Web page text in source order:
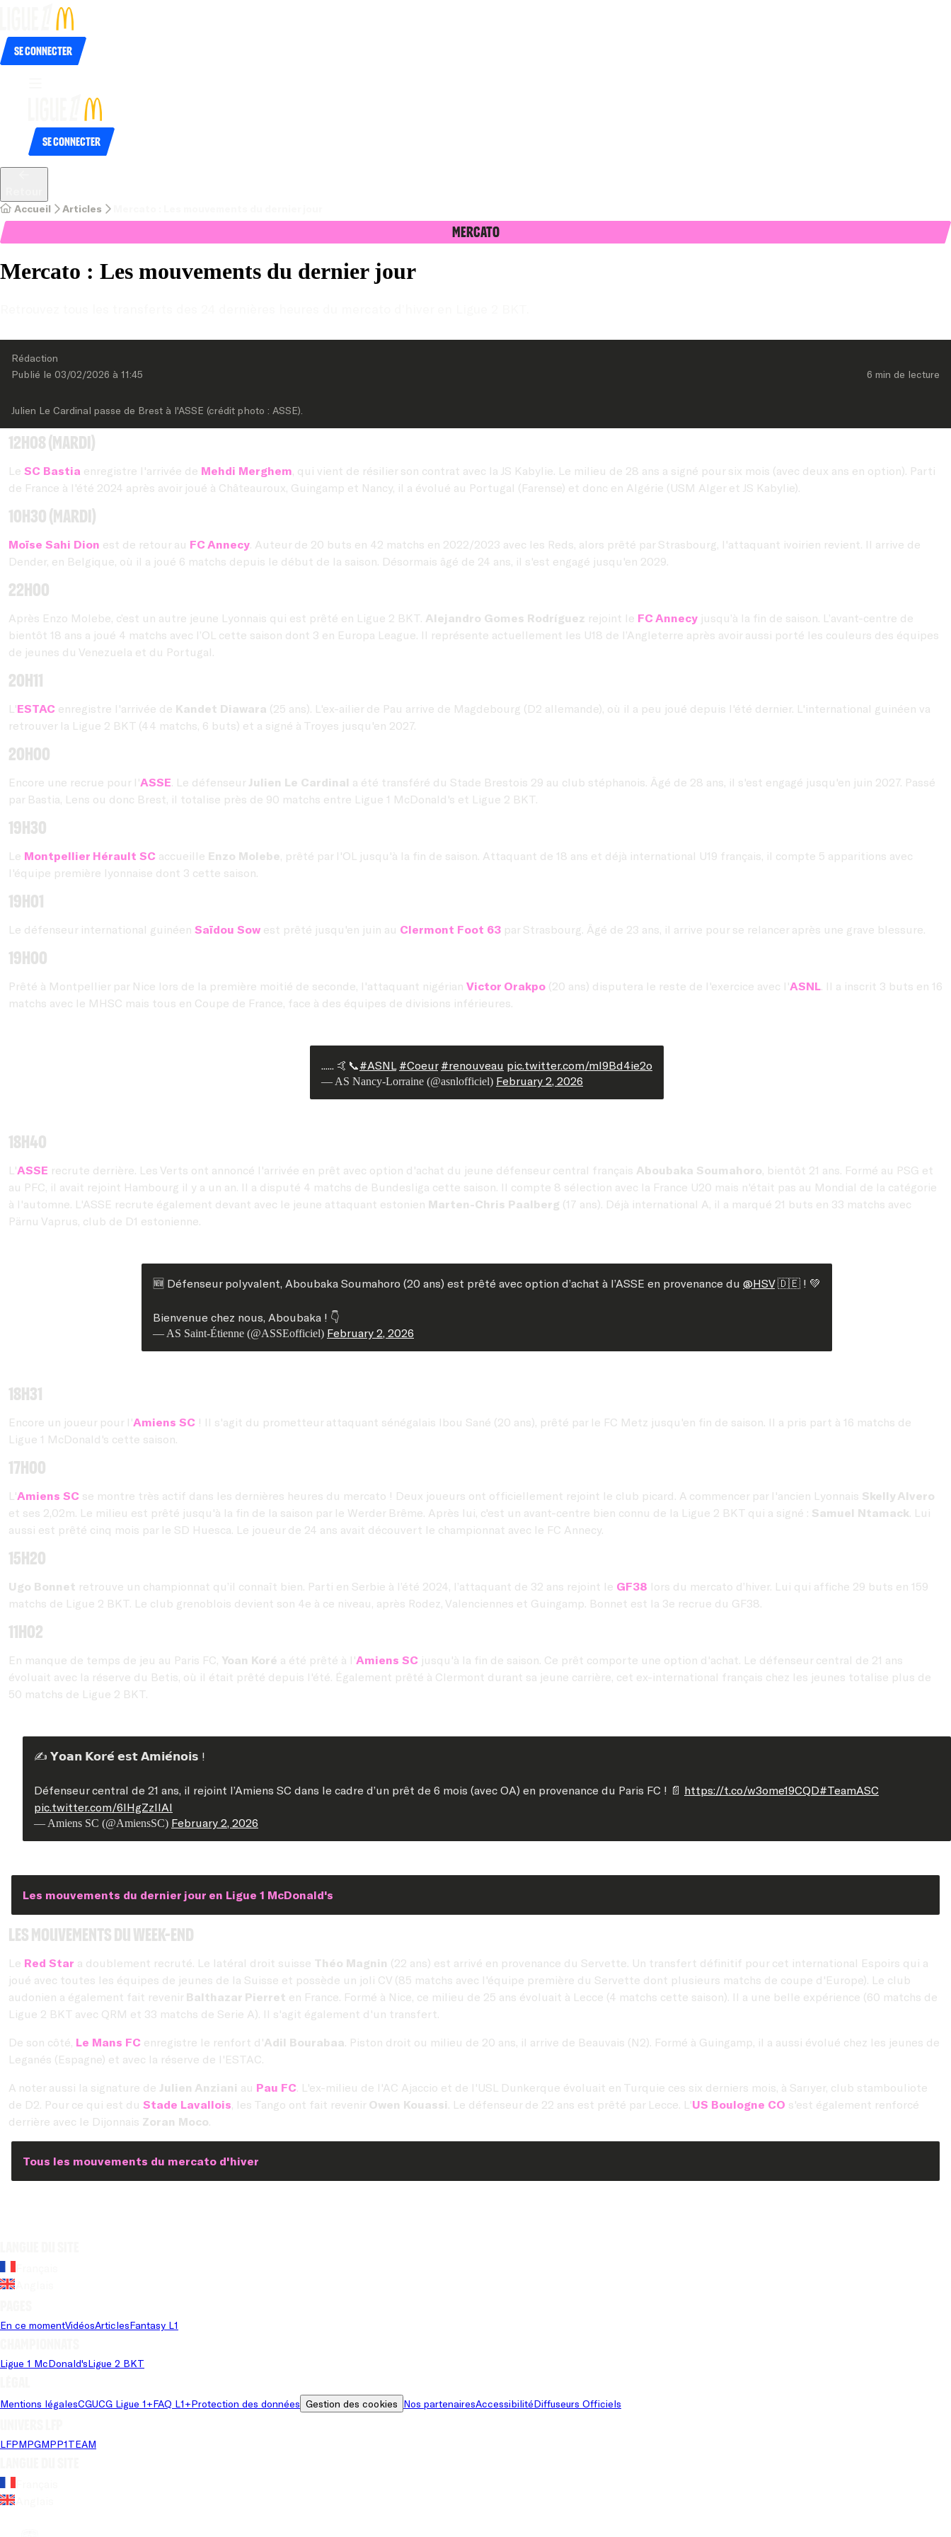
Se connecter
Se connecter
Accueil Articles
Mercato
Mercato : Les mouvements du dernier jour
Rédaction
Publié le 03/02/2026 à 11:45 6 min de lecture
Julien Le Cardinal passe de Brest à l'ASSE (crédit photo : ASSE).
12h08 (mardi)
Le SC Bastia enregistre l'arrivée de Mehdi Merghem, qui vient de résilier son contrat avec la JS Kabylie. Le milieu de 28 ans a signé pour six mois (avec deux ans en option). Parti
de France à l'été 2024 après avoir joué à Châteauroux, Guingamp et Nancy, il a évolué au Portugal (Farense) et donc en Algérie (USM Alger et JS Kabylie).
10h30 (mardi)
Moïse Sahi Dion est de retour au FC Annecy. Auteur de 20 buts en 42 matchs en 2022/2023 avec les Reds, alors prêté par Strasbourg, l'attaquant ivoirien revient. Il arrive de
Dender, en Belgique, où il a joué 6 matchs depuis le début de la saison. Désormais âgé de 24 ans, il s'est engagé jusqu'en 2029.
22h00
Après Enzo Molebe, c’est un autre jeune Lyonnais qui est prêté en Ligue 2 BKT. Alejandro Gomes Rodríguez rejoint le FC Annecy jusqu’à la fin de saison. L’avant-centre de
bientôt 18 ans a joué 4 matchs avec l’OL cette saison dont 3 en Europa League. Il représente actuellement les U18 de l’Angleterre après avoir aussi porté les couleurs des équipes
de jeunes du Venezuela et du Portugal.
20h11
L'ESTAC enregistre l'arrivée de Kandet Diawara (25 ans). L'ex-ailier de Pau arrive de Magdebourg (D2 allemande), où il a peu joué depuis l'été dernier. L'international guinéen va
retrouver la Ligue 2 BKT (44 matchs, 6 buts) et a signé à Troyes jusqu'en 2027.
20h00
Encore une recrue pour l'ASSE. Le défenseur Julien Le Cardinal a été transféré du Stade Brestois 29 au club stéphanois. Âgé de 28 ans, il s'est engagé jusqu'en juin 2027. Passé
par Bastia, Lens ou donc Brest, il totalise près de 90 matchs entre Ligue 1 McDonald's et Ligue 2 BKT.
19h30
Le Montpellier Hérault SC accueille Enzo Molebe, prêté par l'OL jusqu'à la fin de saison. Attaquant de 18 ans et déjà international U19 français, il compte 5 apparitions avec
l'équipe première lyonnaise dont 3 cette saison.
19h01
Le défenseur international guinéen Saïdou Sow est prêté jusqu'en juin au Clermont Foot 63 par Strasbourg. Âgé de 23 ans, il arrive pour se relancer après une grave blessure.
19h00
Prêté à Montpellier par Nice lors de la première moitié de seconde, l'attaquant nigérian Victor Orakpo (20 ans) disputera le reste de l'exercice avec l'ASNL. Il a inscrit 3 buts en 16
matchs avec le MHSC mais tous en Coupe de France, face à des équipes de divisions inférieures.
...... 🤙📞#ASNL #Coeur #renouveau pic.twitter.com/ml9Bd4ie2o
— AS Nancy-Lorraine (@asnlofficiel) February 2, 2026
18h40
L'ASSE recrute derrière. Les Verts ont annoncé l'arrivée en prêt avec option d'achat du jeune défenseur central français Aboubaka Soumahoro, bientôt 21 ans. Formé au PSG et
au PFC, il avait rejoint Hambourg il y a un an. Il a disputé 4 matchs de Bundesliga cette saison. Il compte 8 sélection avec la France U20 mais n'était pas au Mondial de la catégorie
à l'automne. L'ASSE recrute également devant avec le jeune attaquant estonien Marten-Chris Paalberg (17 ans). Déjà international A, il a marqué 21 buts en 33 matchs avec
Pärnu Vaprus, club de D1 estonienne.
🆕 Défenseur polyvalent, Aboubaka Soumahoro (20 ans) est prêté avec option d’achat à l’ASSE en provenance du @HSV🇩🇪 ! 💚
Bienvenue chez nous, Aboubaka ! 👇
— AS Saint-Étienne (@ASSEofficiel) February 2, 2026
18h31
Encore un joueur pour l'Amiens SC ! Il s'agit du prometteur attaquant sénégalais Ibou Sané (20 ans), prêté par le FC Metz jusqu'en fin de saison. Il a pris part à 16 matchs de
Ligue 1 McDonald's cette saison.
17h00
L'Amiens SC se montre très actif dans les dernières heures du mercato ! Deux joueurs ont officiellement rejoint le club picard. A commencer par l'ancien Lyonnais Skelly Alvero
et ses 2,02m. Le milieu est prêté jusqu'à la fin de la saison par le Werder Brême. Après lui, c'est un avant-centre bien connu de la Ligue 2 BKT qui a signé : Samuel Ntamack. Lui
aussi est prêté cinq mois par le SD Huesca. Le joueur de 24 ans avait découvert le championnat avec le FC Annecy.
15h20
Ugo Bonnet retrouve un championnat qu’il connaît bien. Parti en Serbie à l’été 2024, l’attaquant de 32 ans rejoint le GF38 lors du mercato d’hiver. Lui qui affiche 29 buts en 159
matchs de Ligue 2 BKT. Le club grenoblois devient son 4e à ce niveau, après Rodez, Valenciennes et Guingamp. Bonnet est la 3e recrue du GF38.
11h02
En manque de temps de jeu au Paris FC, Yoan Koré a été prêté à l'Amiens SC jusqu'à la fin de saison. Ce prêt comporte une option d'achat. Le défenseur central de 21 ans
évoluait avec la réserve du Betis, où il était prêté depuis l'été. Également prêté à Clermont durant sa jeune carrière, cet ex-international français chez les jeunes totalise plus de
50 matchs de Ligue 2 BKT.
✍️ 𝗬𝗼𝗮𝗻 𝗞𝗼𝗿𝗲́ 𝗲𝘀𝘁 𝗔𝗺𝗶𝗲́𝗻𝗼𝗶𝘀 !
Défenseur central de 21 ans, il rejoint l’Amiens SC dans le cadre d’un prêt de 6 mois (avec OA) en provenance du Paris FC ! 📄 https://t.co/w3ome19CQD#TeamASC
pic.twitter.com/6lHgZzIIAl
— Amiens SC (@AmiensSC) February 2, 2026
Les mouvements du dernier jour en Ligue 1 McDonald's
Les mouvements du week-end
Le Red Star a doublement recruté. Le latéral droit suisse Théo Magnin (22 ans) est arrivé en provenance du Servette. Un transfert définitif pour cet international Espoirs qui a
joué avec toutes les équipes de jeunes de la Suisse et possède un joli CV (85 matchs avec l'équipe première du Servette dont plusieurs matchs de coupe d'Europe). Le club
audonien a également fait revenir Balthazar Pierret en France. Formé à Nice, ce milieu de 25 ans évoluait à Lecce (4 matchs cette saison). Il a une belle expérience (60 matchs de
Ligue 2 BKT avec QRM et 33 matchs de Serie A). Il s'agit également d'un transfert.
De son côté, Le Mans FC enregistre le renfort d'Adil Bourabaa. Piston droit ou milieu de 20 ans, il arrive de Beauvais (N2). Formé à Guingamp, il a aussi évolué chez les jeunes de
Leganés (Espagne) et avec la réserve de l'ESTAC.
A noter aussi la signature de Julien Anziani au Pau FC. L'ex-milieu de l'AC Ajaccio et de l'USL Dunkerque évoluait en Turquie ces six derniers mois, à Sarıyer, club stambouliote
de D2. Pour ce qui est du Stade Lavallois, les Tango ont fait revenir Owen Kouassi. Le défenseur de 22 ans est prêté par Lecce. L'US Boulogne CO s'est également renforcé
derrière avec le Dijonnais Zoran Moco.
Tous les mouvements du mercato d'hiver
En ce momentVidéosArticlesFantasy L1
Ligue 1 McDonald'sLigue 2 BKT
Mentions légalesCGUCG Ligue 1+FAQ L1+Protection des données Gestion des cookies Nos partenairesAccessibilitéDiffuseurs Officiels
LFPMPGMPP1TEAM